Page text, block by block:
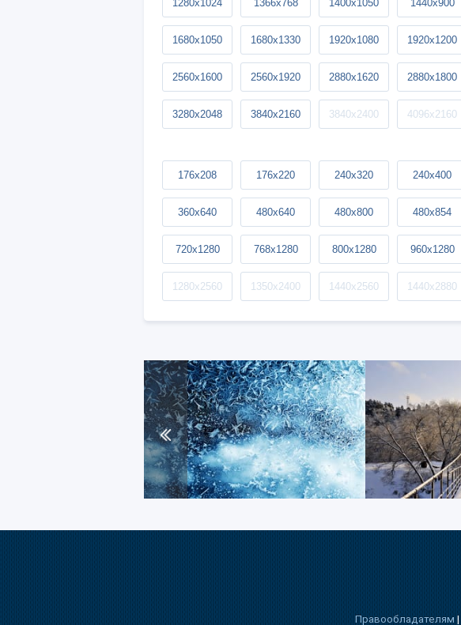
1280x1024 1366x768 1400x1050 1440x900
1680x1050 1680x1330 1920x1080 1920x1200
2560x1600 2560x1920 2880x1620 2880x1800
3280x2048 3840x2160 3840x2400 4096x2160
176x208 176x220 240x320 240x400
360x640 480x640 480x800 480x854
720x1280 768x1280 800x1280 960x1280
1280x2560 1350x2400 1440x2560 1440x2880
Правообладателям|